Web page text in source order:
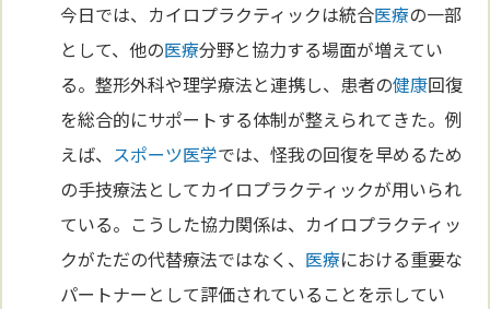
今日では、カイロプラクティックは統合医療の一部
として、他の医療分野と協力する場面が増えてい
る。整形外科や理学療法と連携し、患者の健康回復
を総合的にサポートする体制が整えられてきた。例
えば、 スポーツ医学では、怪我の回復を早めるため
の手技療法としてカイロプラクティックが用いられ
ている。こうした協力関係は、カイロプラクティッ
クがただの代替療法ではなく、 医療における重要な
パートナーとして評価されていることを示してい